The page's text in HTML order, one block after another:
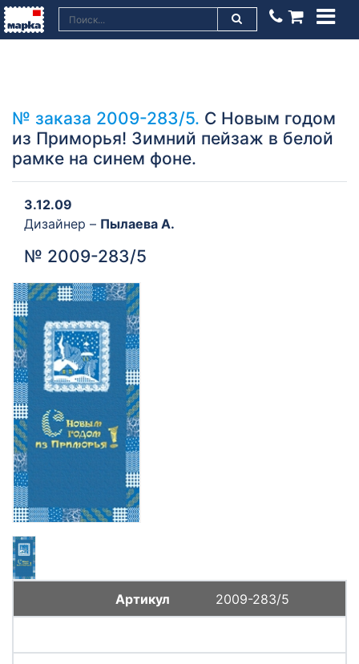
№ заказа 2009-283/5. С Новым годом
из Приморья! Зимний пейзаж в белой
рамке на синем фоне.
3.12.09
Дизайнер – Пылаева А.
№ 2009-283/5
2009-283/5